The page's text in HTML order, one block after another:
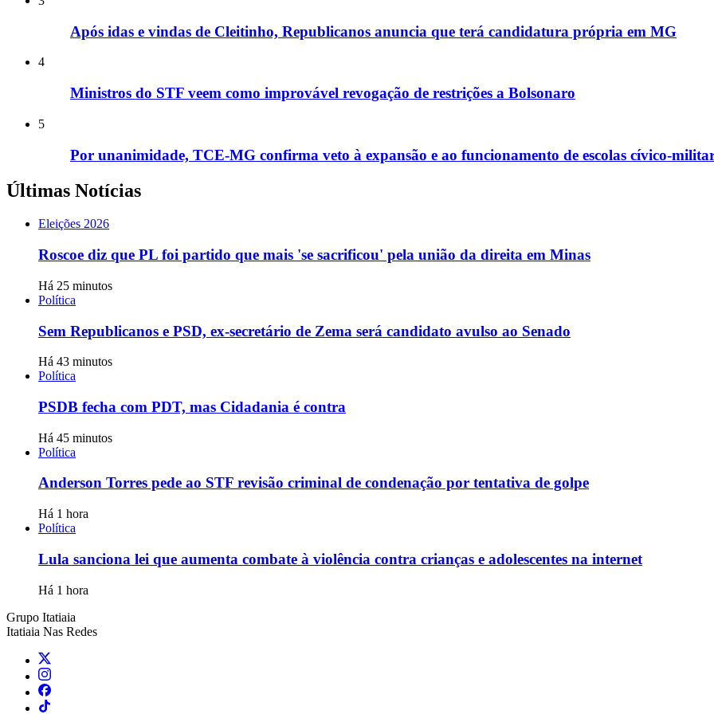
Após idas e vindas de Cleitinho, Republicanos anuncia que terá candidatura própria em MG
4
Ministros do STF veem como improvável revogação de restrições a Bolsonaro
5
Por unanimidade, TCE-MG confirma veto à expansão e ao funcionamento de escolas cívico-
Últimas Notícias
Eleições 2026
Roscoe diz que PL foi partido que mais 'se sacrificou' pela união da direita em Minas
Há 25 minutos
Política
Sem Republicanos e PSD, ex-secretário de Zema será candidato avulso ao Senado
Há 43 minutos
Política
PSDB fecha com PDT, mas Cidadania é contra
Há 45 minutos
Política
Anderson Torres pede ao STF revisão criminal de condenação por tentativa de golpe
Há 1 hora
Política
Lula sanciona lei que aumenta combate à violência contra crianças e adolescentes na internet
Há 1 hora
Grupo Itatiaia
Itatiaia Nas Redes